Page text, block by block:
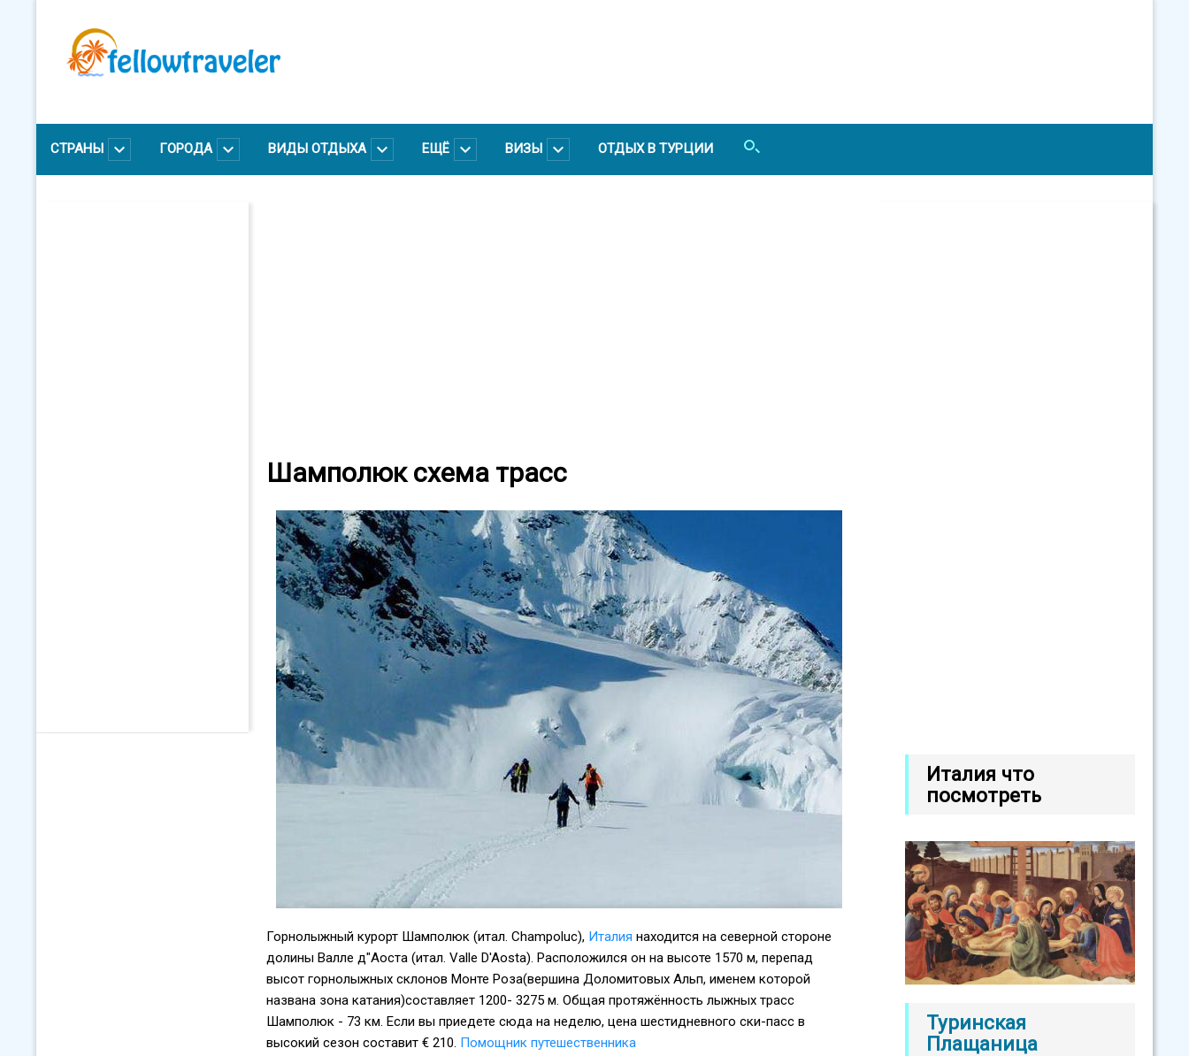
содержанию
СТРАНЫ ГОРОДА ВИДЫ ОТДЫХА ЕЩЁ ВИЗЫ ОТДЫХ В ТУРЦИИ
Шамполюк схема трасс
Горнолыжный курорт Шамполюк (итал. Champoluc), Италия находится на северной стороне
долины Валле д"Аоста (итал. Valle D'Aosta). Расположился он на высоте 1570 м, перепад
высот горнолыжных склонов Монте Роза(вершина Доломитовых Альп, именем которой
названа зона катания)составляет 1200- 3275 м. Общая протяжённость лыжных трасс
Шамполюк - 73 км. Если вы приедете сюда на неделю, цена шестидневного ски-пасс в
высокий сезон составит € 210. Помощник путешественника
Италия что
посмотреть
Туринская
Плащаница